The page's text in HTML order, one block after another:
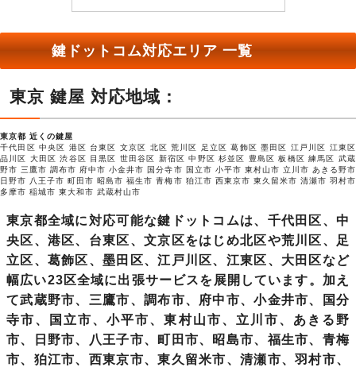
鍵ドットコム対応エリア 一覧
東京 鍵屋 対応地域：
東京都 近くの鍵屋
千代田区 中央区 港区 台東区 文京区 北区 荒川区 足立区 葛飾区 墨田区 江戸川区 江東区
品川区 大田区 渋谷区 目黒区 世田谷区 新宿区 中野区 杉並区 豊島区板橋区 練馬区 武蔵
野市 三鷹市 調布市 府中市 小金井市 国分寺市 国立市 小平市 東村山市 立川市 あきる野市
日野市 八王子市 町田市 昭島市 福生市 青梅市 狛江市 西東京市 東久留米市 清瀬市 羽村市
多摩市 稲城市 東大和市 武蔵村山市
東京都全域に対応可能な鍵ドットコムは、千代田区、中
央区、港区、台東区、文京区をはじめ北区や荒川区、足
立区、葛飾区、墨田区、江戸川区、江東区、大田区など
幅広い23区全域に出張サービスを展開しています。加え
て武蔵野市、三鷹市、調布市、府中市、小金井市、国分
寺市、国立市、小平市、東村山市、立川市、あきる野
市、日野市、八王子市、町田市、昭島市、福生市、青梅
市、狛江市、西東京市、東久留米市、清瀬市、羽村市、